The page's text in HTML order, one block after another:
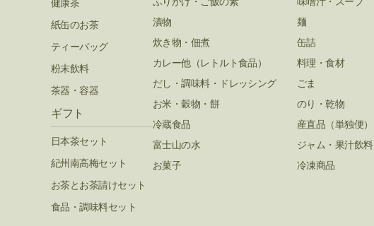
健康茶
紙缶のお茶
ティーバッグ
粉末飲料
茶器・容器
ギフト
日本茶セット
紀州南高梅セット
お茶とお茶請けセット
食品・調味料セット
漬物
麺
炊き物・佃煮
缶詰
カレー他（レトルト食品）
料理・食材
だし・調味料・ドレッシング
ごま
お米・穀物・餅
のり・乾物
冷蔵食品
産直品（単独便）
富士山の水
ジャム・果汁飲料
お菓子
冷凍商品